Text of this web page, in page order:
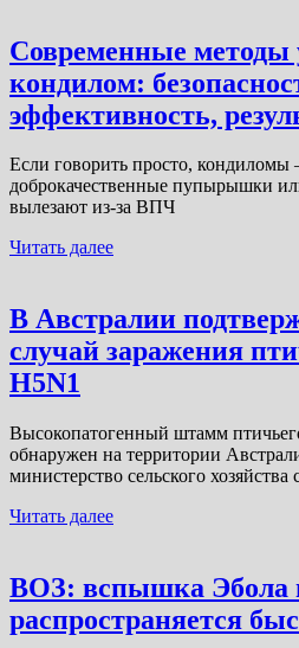
Современные методы
кондилом:
эффективность,
Если говорить просто, кондиломы
доброкачественные пупырышки
вылезают из-за ВПЧ
Читать далее
В Австралии
случай заражения
H5N1
Высокопатогенный штамм
обнаружен на территории
министерство сельского хозяйства
Читать далее
ВОЗ: вспышка Эбола
распространяется